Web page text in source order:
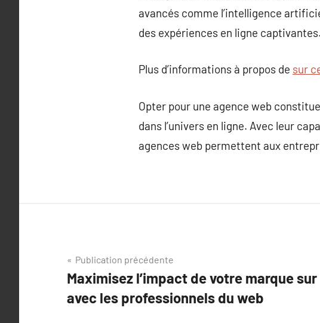
avancés comme l’intelligence
des expériences en ligne
Plus d’informations à propos de sur
Opter pour une agence web
dans l’univers en ligne. Avec leur
agences web permettent aux
Navigation
de
l’article
Publication précédente
Maximisez l’impact de votre marque
avec les professionnels du web